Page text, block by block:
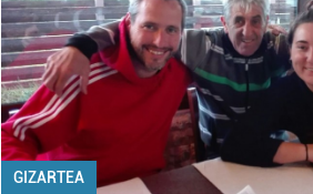
GIZARTEA